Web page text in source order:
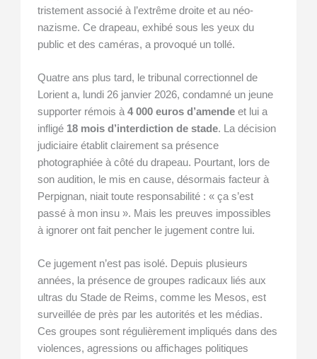
tristement associé à l’extrême droite et au néo-
nazisme. Ce drapeau, exhibé sous les yeux du
public et des caméras, a provoqué un tollé.
Quatre ans plus tard, le tribunal correctionnel de
Lorient a, lundi 26 janvier 2026, condamné un jeune
supporter rémois à4 000 euros d’amende et lui a
infligé 18 mois d’interdiction de stade. La décision
judiciaire établit clairement sa présence
photographiée à côté du drapeau. Pourtant, lors de
son audition, le mis en cause, désormais facteur à
Perpignan, niait toute responsabilité : « ça s’est
passé à mon insu ». Mais les preuves impossibles
à ignorer ont fait pencher le jugement contre lui.
Ce jugement n’est pas isolé. Depuis plusieurs
années, la présence de groupes radicaux liés aux
ultras du Stade de Reims, comme les Mesos, est
surveillée de près par les autorités et les médias.
Ces groupes sont régulièrement impliqués dans des
violences, agressions ou affichages politiques